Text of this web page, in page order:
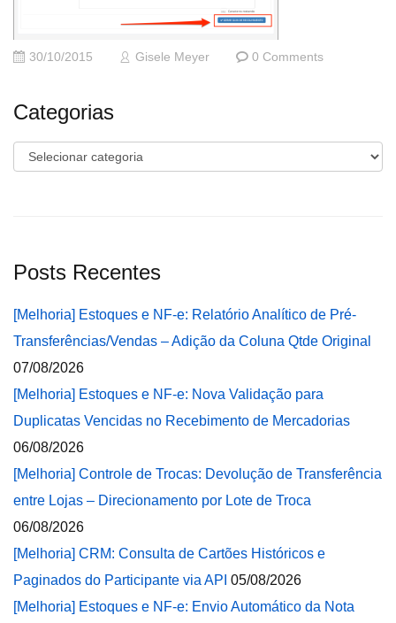
30/10/2015 Gisele Meyer 0 Comments
Categorias
Categorias
Posts Recentes
[Melhoria] Estoques e NF-e: Relatório Analítico de Pré-
Transferências/Vendas – Adição da Coluna Qtde Original
07/08/2026
[Melhoria] Estoques e NF-e: Nova Validação para
Duplicatas Vencidas no Recebimento de Mercadorias
06/08/2026
[Melhoria] Controle de Trocas: Devolução de Transferência
entre Lojas – Direcionamento por Lote de Troca
06/08/2026
[Melhoria] CRM: Consulta de Cartões Históricos e
Paginados do Participante via API 05/08/2026
[Melhoria] Estoques e NF-e: Envio Automático da Nota